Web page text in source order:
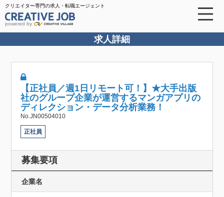
クリエイター専門の求人・転職エージェント
powered by
求人詳細
【正社員／週1日リモート可！】★大手出版
社のグループ企業が運営するマンガアプリの
ディレクション・データ分析業務！
No.JN00504010
正社員
募集要項
企業名